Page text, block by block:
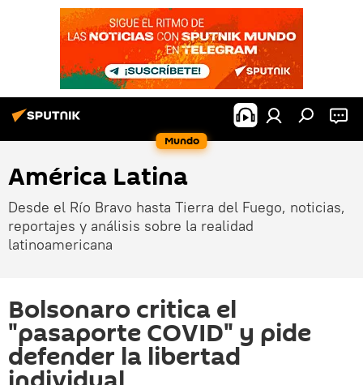
Mundo
América Latina
Desde el Río Bravo hasta Tierra del Fuego, noticias,
reportajes y análisis sobre la realidad
latinoamericana
Bolsonaro critica el
"pasaporte COVID" y pide
defender la libertad